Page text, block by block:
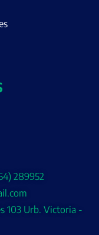
289952
103 Urb. Victoria -